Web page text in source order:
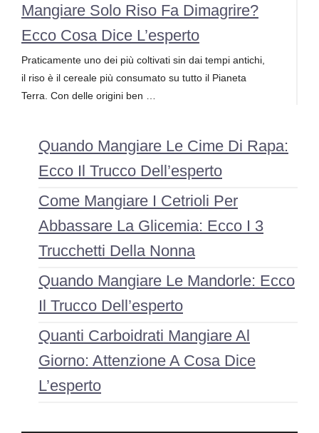
Mangiare Solo Riso Fa Dimagrire?
Ecco Cosa Dice L’esperto
Praticamente uno dei più coltivati sin dai tempi antichi,
il riso è il cereale più consumato su tutto il Pianeta
Terra. Con delle origini ben …
Quando Mangiare Le Cime Di Rapa:
Ecco Il Trucco Dell’esperto
Come Mangiare I Cetrioli Per
Abbassare La Glicemia: Ecco I 3
Trucchetti Della Nonna
Quando Mangiare Le Mandorle: Ecco
Il Trucco Dell’esperto
Quanti Carboidrati Mangiare Al
Giorno: Attenzione A Cosa Dice
L’esperto